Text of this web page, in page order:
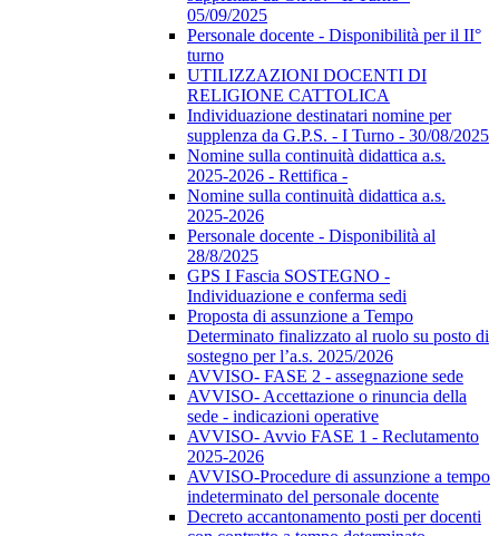
05/09/2025
Personale docente - Disponibilità per il II°
turno
UTILIZZAZIONI DOCENTI DI
RELIGIONE CATTOLICA
Individuazione destinatari nomine per
supplenza da G.P.S. - I Turno - 30/08/2025
Nomine sulla continuità didattica a.s.
2025-2026 - Rettifica -
Nomine sulla continuità didattica a.s.
2025-2026
Personale docente - Disponibilità al
28/8/2025
GPS I Fascia SOSTEGNO -
Individuazione e conferma sedi
Proposta di assunzione a Tempo
Determinato finalizzato al ruolo su posto di
sostegno per l’a.s. 2025/2026
AVVISO- FASE 2 - assegnazione sede
AVVISO- Accettazione o rinuncia della
sede - indicazioni operative
AVVISO- Avvio FASE 1 - Reclutamento
2025-2026
AVVISO-Procedure di assunzione a tempo
indeterminato del personale docente
Decreto accantonamento posti per docenti